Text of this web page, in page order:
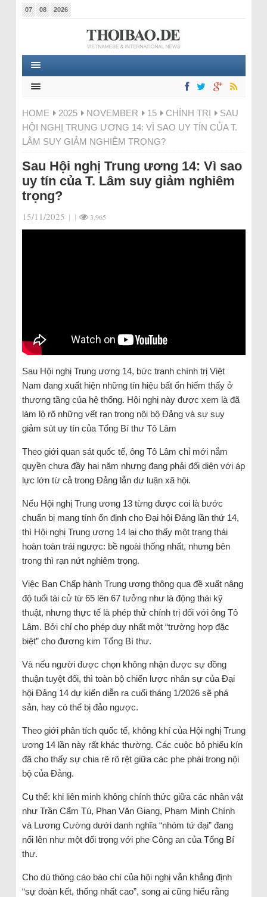
07 08 2026
HOME 2025 NOVEMBER 15 CHÍNH TRỊ
SAU
HỘI NGHỊ TRUNG ƯƠNG 14: VÌ SAO UY TÍN CỦA T.
LÂM SUY GIẢM NGHIÊM TRỌNG?
Sau Hội nghị Trung ương 14: Vì sao
uy tín của T. Lâm suy giảm nghiêm
trọng?
15/11/2025 | | 3.965
Sau Hội nghị Trung ương 14, bức tranh chính trị Việt
Nam đang xuất hiện những tín hiệu bất ổn hiếm thấy ở
thượng tầng của hệ thống. Hội nghị này được xem là đã
làm lộ rõ những vết rạn trong nội bộ Đảng và sự suy
giảm sút uy tín của Tổng Bí thư Tô Lâm
Theo giới quan sát quốc tế, ông Tô Lâm chỉ mới nắm
quyền chưa đầy hai năm nhưng đang phải đối diện với áp
lực lớn từ cả trong Đảng lẫn dư luận xã hội.
Nếu Hội nghị Trung ương 13 từng được coi là bước
chuẩn bị mang tính ổn định cho Đại hội Đảng lần thứ 14,
thì Hội nghị Trung ương 14 lại cho thấy một trạng thái
hoàn toàn trái ngược: bề ngoài thống nhất, nhưng bên
trong thì rạn nứt nghiêm trọng.
Việc Ban Chấp hành Trung ương thông qua đề xuất nâng
độ tuổi tái cử từ 65 lên 67 tưởng như là động thái kỹ
thuật, nhưng thực tế là phép thử chính trị đối với ông Tô
Lâm. Bởi chỉ cho phép duy nhất một “trường hợp đặc
biệt” cho đương kim Tổng Bí thư.
Và nếu người được chọn không nhận được sự đồng
thuận tuyệt đối, thì toàn bộ chiến lược nhân sự của Đại
hội Đảng 14 dự kiến diễn ra cuối tháng 1/2026 sẽ phá
sản, hay có thể bị đảo ngược.
Theo giới phân tích quốc tế, không khí của Hội nghị Trung
ương 14 lần này rất khác thường. Các cuộc bỏ phiếu kín
đã cho thấy sự chia rẽ rõ rệt giữa các phe phái trong nội
bộ của Đảng.
Cụ thể: khi liên minh không chính thức giữa các nhân vật
như Trần Cẩm Tú, Phan Văn Giang, Phạm Minh Chính
và Lương Cường dưới danh nghĩa “nhóm tứ đại” đang
nổi lên như một đối trọng với phe Công an của Tổng Bí
thư.
Cho dù thông cáo báo chí của hội nghị vẫn khẳng định
“sự đoàn kết, thống nhất cao”, song ai cũng hiểu rằng